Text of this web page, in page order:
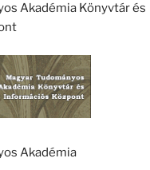
Akadémia Könyvtár és
Akadémia